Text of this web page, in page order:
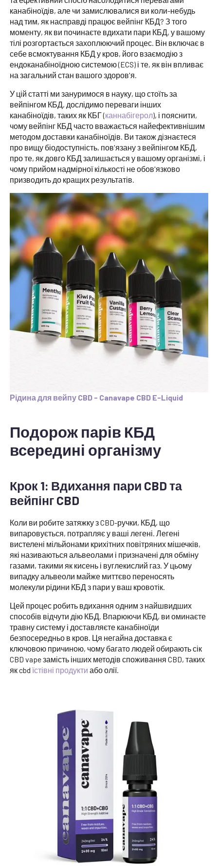
канабіноїдів, але чи замислювалися ви коли-небудь
над тим, як насправді працює вейпінг КБД? З того
моменту, як ви починаєте вдихати пари КБД, у вашому
тілі розгортається захоплюючий процес. Він включає в
себе всмоктування КБД у кров, його взаємодію з
ендоканабіноїдною системою (ECS) і те, як він впливає
на загальний стан вашого здоров'я.
У цій статті ми зануримося в науку, що стоїть за
вейпінгом КБД, дослідимо переваги інших
канабіноїдів, таких як КБГ (каннабігерол), і пояснити,
чому вейпінг КБД часто вважається найефективнішим
методом доставки канабіноїдів. Ви також дізнаєтеся
про вищу біодоступність, пов'язану з вейпінгом КБД,
про те, як довго КБД залишається у вашому організмі, і
чому прийом надмірної кількості не обов'язково
призводить до кращих результатів.
Рідина для вейпу CBD - Canavape CBD E-Liquid
Подорож парів КБД
всередині організму
Крок 1: Вдихання пари CBD та
вейпінг CBD
Коли ви робите затяжку з CBD-ручки, КБД, що
випаровується, потрапляє у ваші легені. Легені
вистелені мільйонами крихітних повітряних мішечків,
які називаються альвеолами і призначені для обміну
газами, такими як кисень і вуглекислий газ. У цьому
випадку альвеоли майже миттєво переносять
молекули рідини КБД з пари у ваш кровотік.
Цей процес робить вдихання одним з найшвидших
способів відчути дію КБД. Впарюючи КБД, ви оминаєте
травну систему і доставляєте канабіноїди
безпосередньо в кров. Ця негайна доставка є
ключовою причиною, чому багато людей обирають сік
CBD vape замість інших методів споживання CBD, таких
як cbd їстівні продукти або олії.